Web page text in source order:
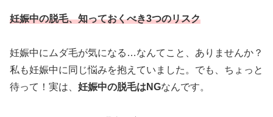
妊娠中の脱毛、知っておくべき3つのリスク
妊娠中にムダ毛が気になる…なんてこと、ありませんか？
私も妊娠中に同じ悩みを抱えていました。でも、ちょっと
待って！実は、 妊娠中の脱毛はNGなんです。